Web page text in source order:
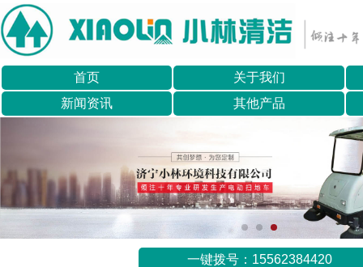
首页
关于我们
新闻资讯
其他产品
一键拨号：15562384420